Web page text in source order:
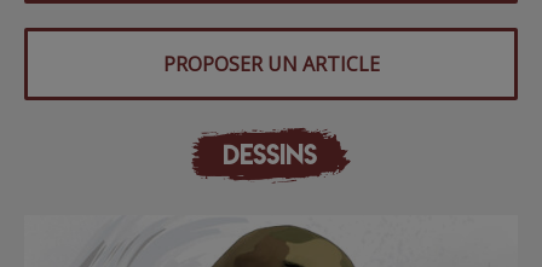
PROPOSER UN ARTICLE
DESSINS